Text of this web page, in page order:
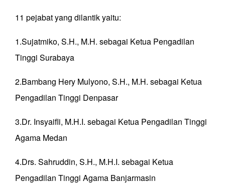
11 pejabat yang dilantik yaitu:
1.⁠Sujatmiko, S.H., M.H. sebagai Ketua Pengadilan
Tinggi Surabaya
2.⁠Bambang Hery Mulyono, S.H., M.H. sebagai Ketua
Pengadilan Tinggi Denpasar
3.⁠Dr. Insyaifli, M.H.I. sebagai Ketua Pengadilan Tinggi
Agama Medan
4.Drs. Sahruddin, S.H., M.H.I. sebagai Ketua
Pengadilan Tinggi Agama Banjarmasin